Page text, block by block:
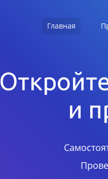
Главная
и